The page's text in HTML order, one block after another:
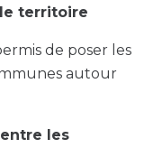
territoire
de poser les
autour
les